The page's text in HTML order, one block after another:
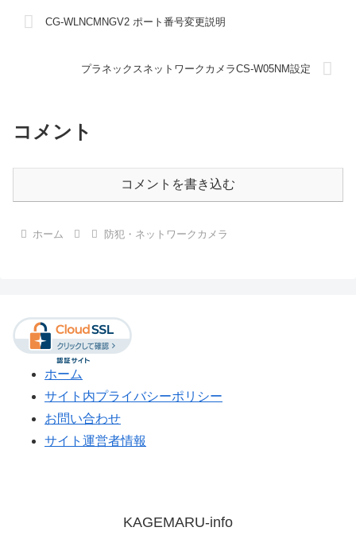
CG-WLNCMNGV2 ポート番号変更説明
プラネックスネットワークカメラCS-W05NM設定
コメント
コメントを書き込む
ホーム 防犯・ネットワークカメラ
ホーム
サイト内プライバシーポリシー
お問い合わせ
サイト運営者情報
KAGEMARU-info